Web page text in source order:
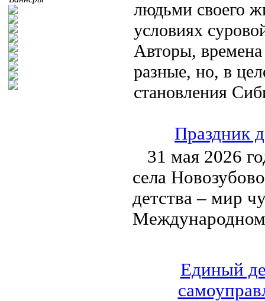
людьми своего
условиях
Авторы,
разные, но, в
становления
Праздник
31 мая 2026
села
детства – мир
Единый